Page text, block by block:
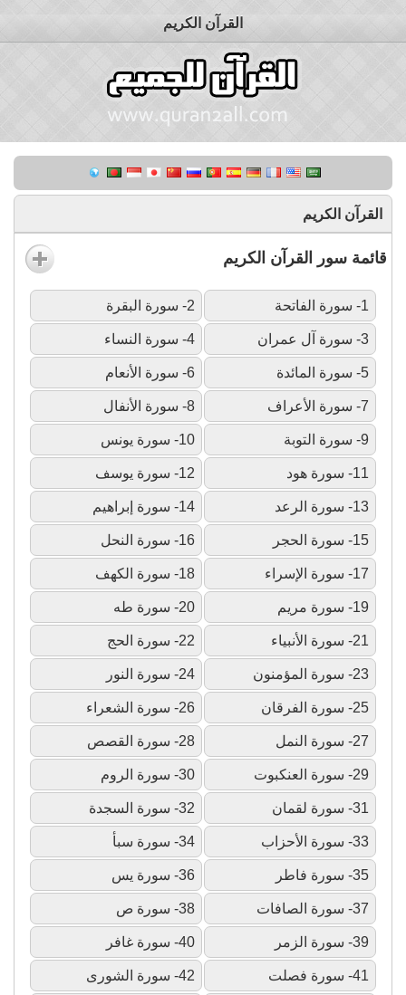
القرآن الكريم
القرآن الكريم
قائمة سور القرآن الكريم
1- سورة الفاتحة 2- سورة البقرة
3- سورة آل عمران 4- سورة النساء
5- سورة المائدة 6- سورة الأنعام
7- سورة الأعراف 8- سورة الأنفال
9- سورة التوبة 10- سورة يونس
11- سورة هود 12- سورة يوسف
13- سورة الرعد 14- سورة إبراهيم
15- سورة الحجر 16- سورة النحل
17- سورة الإسراء 18- سورة الكهف
19- سورة مريم 20- سورة طه
21- سورة الأنبياء 22- سورة الحج
23- سورة المؤمنون 24- سورة النور
25- سورة الفرقان 26- سورة الشعراء
27- سورة النمل 28- سورة القصص
29- سورة العنكبوت 30- سورة الروم
31- سورة لقمان 32- سورة السجدة
33- سورة الأحزاب 34- سورة سبأ
35- سورة فاطر 36- سورة يس
37- سورة الصافات 38- سورة ص
39- سورة الزمر 40- سورة غافر
41- سورة فصلت 42- سورة الشورى